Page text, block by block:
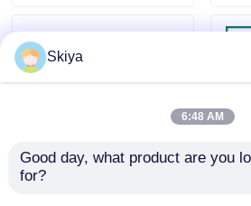
Alle Fälle
0,2 mm bis 6,00 mm
für die Flexible PCB-
Bauwerkzeugen
Skiya
6:48 AM
Good day, what product are you
for?